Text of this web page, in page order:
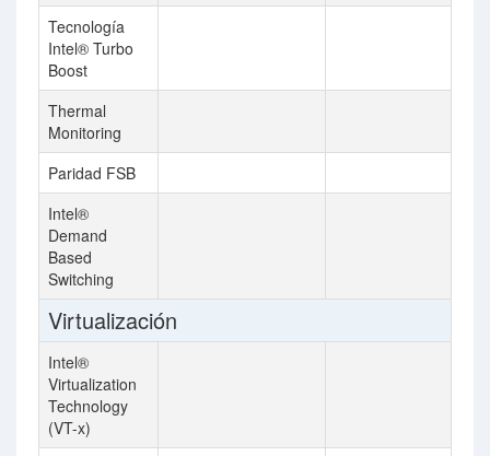
Tecnología
Intel® Turbo
Boost
Thermal
Monitoring
Paridad FSB
Intel®
Demand
Based
Switching
Virtualización
Intel®
Virtualization
Technology
(VT-x)